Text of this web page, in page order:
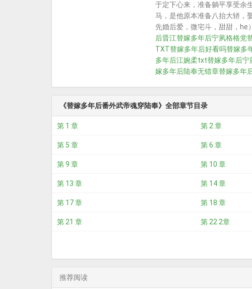
于定下心来，准备躺平享受余
马，是他原本准备八抬大轿，
先婚后爱，微宅斗，甜甜，he）
后晋江替嫁多年后宁夙格格党
TXT替嫁多年后好看吗替嫁多
多年后江婉柔txt替嫁多年后宁
嫁多年后陆奉无错章替嫁多年
《替嫁多年后番外武帝魂穿陆奉》全部章节目录
第 1 章 第 2 章
第 5 章 第 6 章
第 9 章 第 10 章
第 13 章 第 14 章
第 17 章 第 18 章
第 21 章 第 22 2章
推荐阅读